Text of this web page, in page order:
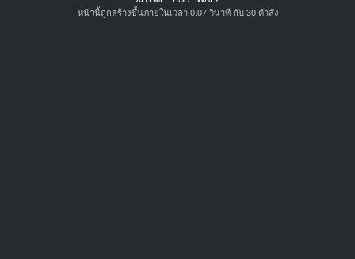
หน้านี้ถูกสร้างขึ้นภายในเวลา 0.07 วินาที กับ 30 คำสั่ง